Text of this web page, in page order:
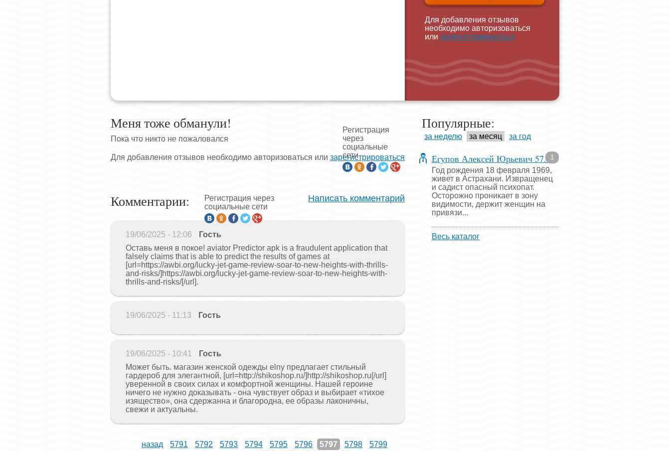
Для добавления отзывов
необходимо авторизоваться
или зарегистрироваться
Меня тоже обманули!
Пока что никто не пожаловался
Для добавления отзывов необходимо авторизоваться или зарегистрироваться
Регистрация
через
социальные
сети
Комментарии: Написать комментарий
Регистрация через
социальные сети
19/06/2025 - 12:06
Гость
Оставь меня в покое! aviator Predictor apk is a fraudulent application that
falsely claims that is able to predict the results of games at
[url=https://awbi.org/lucky-jet-game-review-soar-to-new-heights-with-thrills-
and-risks/]https://awbi.org/lucky-jet-game-review-soar-to-new-heights-with-
thrills-and-risks/[/url].
19/06/2025 - 11:13 Гость
19/06/2025 - 10:41
Гость
Может быть. магазин женской одежды elny предлагает стильный
гардероб для элегантной, [url=http://shikoshop.ru/]http://shikoshop.ru[/url]
уверенной в своих силах и комфортной женщины. Нашей героине
ничего не нужно доказывать - она чувствует образ и выбирает «тихое
изящество», она сдержанна и благородна, ее образы лаконичны,
свежи и актуальны.
назад 5791 5792 5793 5794 5795 5796 5797 5798
5799
Популярные:
за неделю за месяц за год
Егупов Алексей Юрьевич 57...
Год рождения 18 февраля 1969,
живет в Астрахани. Извращенец
и садист опасный психопат.
Осторожно проникает в зону
видимости, держит женщин на
привязи...
1
Весь каталог